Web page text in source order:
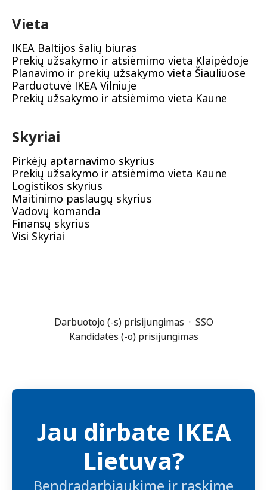
Vieta
IKEA Baltijos šalių biuras
Prekių užsakymo ir atsiėmimo vieta Klaipėdoje
Planavimo ir prekių užsakymo vieta Šiauliuose
Parduotuvė IKEA Vilniuje
Prekių užsakymo ir atsiėmimo vieta Kaune
Skyriai
Pirkėjų aptarnavimo skyrius
Prekių užsakymo ir atsiėmimo vieta Kaune
Logistikos skyrius
Maitinimo paslaugų skyrius
Vadovų komanda
Finansų skyrius
Visi Skyriai
Darbuotojo (-s) prisijungimas · SSO
Kandidatės (-o) prisijungimas
Jau dirbate IKEA
Lietuva?
Bendradarbiaukime ir raskime